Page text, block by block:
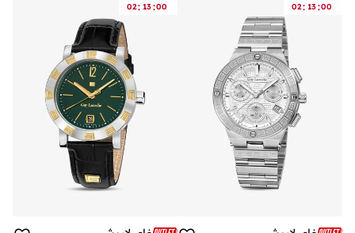
02: 13:00
02: 13:00